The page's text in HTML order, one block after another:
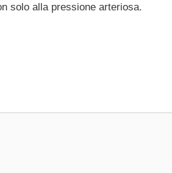
solo alla pressione arteriosa.